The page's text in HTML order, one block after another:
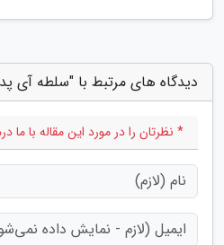
دیدگاه های مرتبط با "سلطه آی پد
* نظرتان را در مورد این مقاله با ما